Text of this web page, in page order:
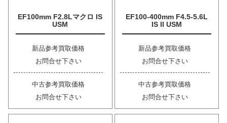
EF100mm F2.8Lマクロ IS
USM
新品参考買取価格
お問合せ下さい
中古参考買取価格
お問合せ下さい
EF100-400mm F4.5-5.6L
IS II USM
新品参考買取価格
お問合せ下さい
中古参考買取価格
お問合せ下さい